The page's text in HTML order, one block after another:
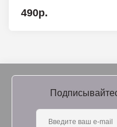
490р.